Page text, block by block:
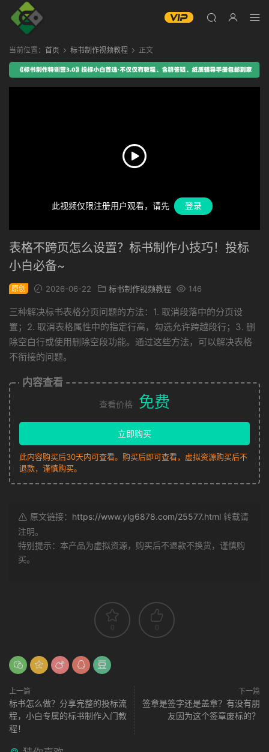
当前位置： 首页 标书制作视频教程 正文
此视频仅限注册用户观看，请先 登录
表格不跨页怎么设置？标书制作小技巧！投标
小白必备~
原创 2026-06-22 标书制作视频教程 146
三种解决标书表格分页问题的方法：1. 取消段落中的分页设
置；2. 取消表格属性中的指定行高，勾选允许跨越段行；3. 删
除空白行或使用删除空段功能。通过这些方法，可以解决表格
不衔接的问题。
内容查看
查看价格 免费
立即购买
此内容购买后30天内可查看。购买后即可查看，虚拟资源购买后不
退款，谨慎购买。
原文链接： https://www.ylg6878.com/25577.html 转载请
注明。
特别提示：本产品为虚拟资源，购买后不退款不换货，谨慎购
买。
0 0
上一篇
标书怎么做？分享完整的投标流
程，小白专属的标书制作入门教
程！
下一篇
签章是签字还是盖章？有没有朋
友因为这个签章废标的？